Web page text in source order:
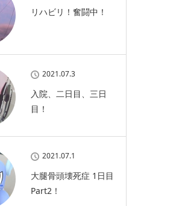
リハビリ！奮闘中！
2021.07.3
入院、二日目、三日
目！
2021.07.1
大腿骨頭壊死症 1日目
Part2！